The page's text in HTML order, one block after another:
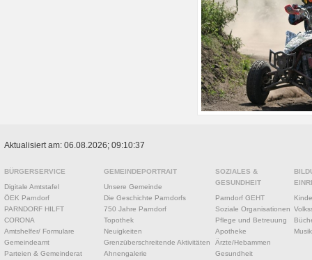
Aktualisiert am: 06.08.2026; 09:10:37
BÜRGERSERVICE
Digitale Amtstafel
ÖEK Parndorf
PARNDORF HILFT
CORONA
Amtshelfer/ Formulare
Gemeindeamt
Parteien & Gemeinderat
GEMEINDEPORTRAIT
Unsere Gemeinde
Die Geschichte Parndorfs
750 Jahre Parndorf
Topothek
Neuigkeiten
Grenzüberschreitende Aktivitäten
Ahnengalerie
SOZIALES &
GESUNDHEIT
Parndorf GEHT
Soziale Organisationen
Pflege und Betreuung
Apotheke
Ärzte/Hebammen
Gesundheit